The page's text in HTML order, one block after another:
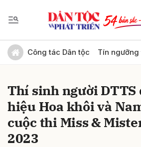
Công tác Dân tộc Tín
Thí sinh người DTTS
hiệu Hoa khôi và
cuộc thi Miss &
2023
Gửi bình luận